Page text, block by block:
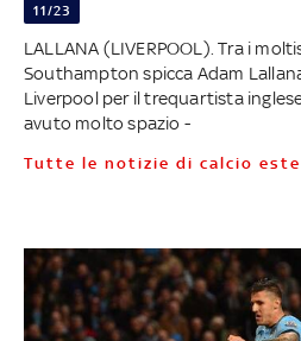
11/23
LALLANA (LIVERPOOL). Tra i
Southampton spicca Adam
Liverpool per il trequartista
avuto molto spazio -
Tutte le notizie di calcio